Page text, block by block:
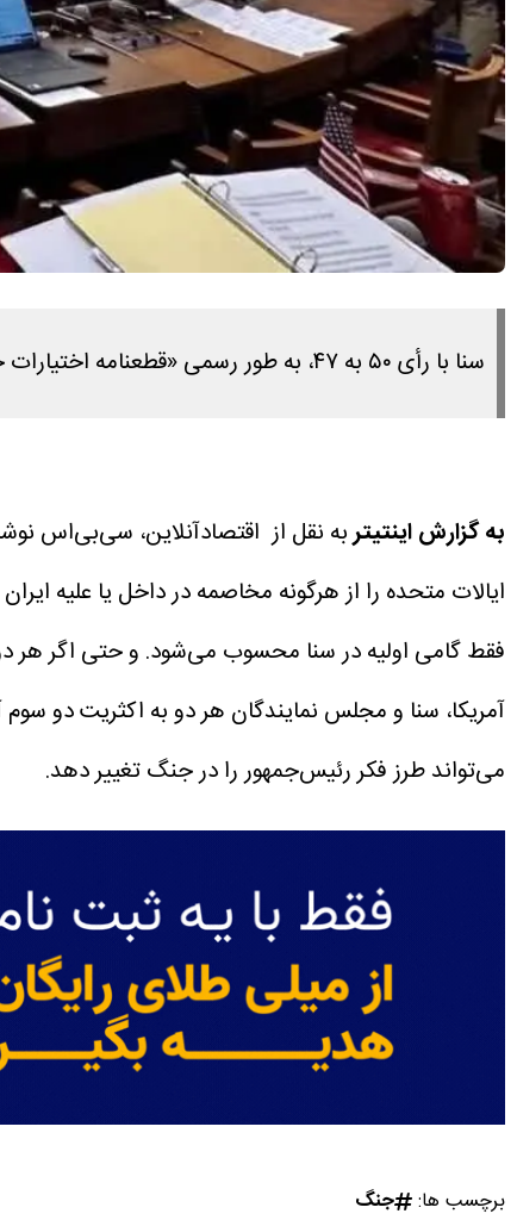
سنا با رأی ۵۰ به ۴۷، به طور رسمی «قطعنامه اختیارات جنگ در ایران» را پیش برد.
به گزارش اینتیتربه نقل از اقتصادآنلاین، سی‌بی‌اس
ایالات متحده را از هرگونه مخاصمه در داخل یا علیه
فقط گامی اولیه در سنا محسوب می‌شود. و حتی اگر هر
آمریکا، سنا و مجلس نمایندگان هر دو به اکثریت دو سوم
می‌تواند طرز فکر رئیس‌جمهور را در جنگ تغییر دهد.
برچسب ها: جنگ